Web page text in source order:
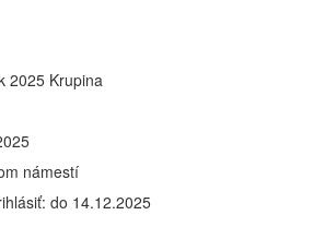
2025 Krupina
námestí
do 14.12.2025